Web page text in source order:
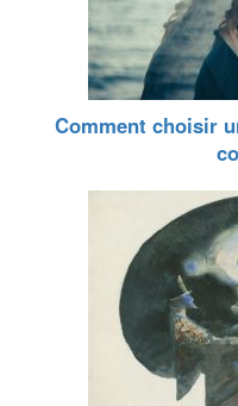
Comment choisir